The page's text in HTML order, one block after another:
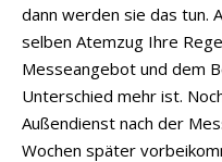
dann werden sie das tun.
selben Atemzug Ihre
Messeangebot und dem
Unterschied mehr ist.
Außendienst nach der
Wochen später